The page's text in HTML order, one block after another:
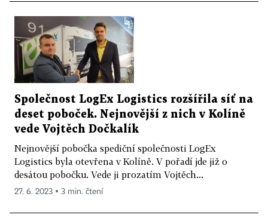
Společnost LogEx Logistics rozšířila síť na
deset poboček. Nejnovější z nich v Kolíně
vede Vojtěch Dočkalík
Nejnovější pobočka spediční společnosti LogEx
Logistics byla otevřena v Kolíně. V pořadí jde již o
desátou pobočku. Vede ji prozatím Vojtěch...
27. 6. 2023 ▪ 3 min. čtení